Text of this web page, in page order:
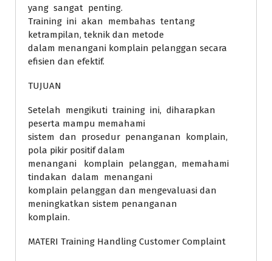
yang sangat penting.
Training ini akan membahas tentang
ketrampilan, teknik dan metode
dalam menangani komplain pelanggan secara
efisien dan efektif.
TUJUAN
Setelah mengikuti training ini, diharapkan
peserta mampu memahami
sistem dan prosedur penanganan komplain,
pola pikir positif dalam
menangani komplain pelanggan, memahami
tindakan dalam menangani
komplain pelanggan dan mengevaluasi dan
meningkatkan sistem penanganan
komplain.
MATERI Training Handling Customer Complaint